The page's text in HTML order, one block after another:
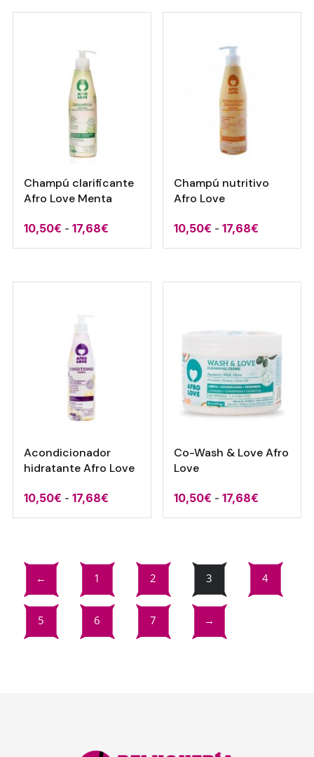
era:
es:
era:
es:
Champú clarificante
Afro Love Menta
10,50€ - 17,68€Rango
de
desde
Champú nutritivo
Afro Love
10,50€ - 17,68€
de
desde
17,68€
Acondicionador
hidratante Afro Love
10,50€ - 17,68€Rango
de
10,50€
17,68€
Co-Wash & Love Afro
Love
10,50€ - 17,68€
de
10,50€
← 1 2 3 4
5 6 7 →